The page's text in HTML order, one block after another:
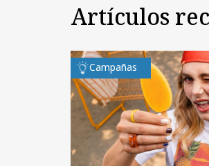
Artículos
Campañas